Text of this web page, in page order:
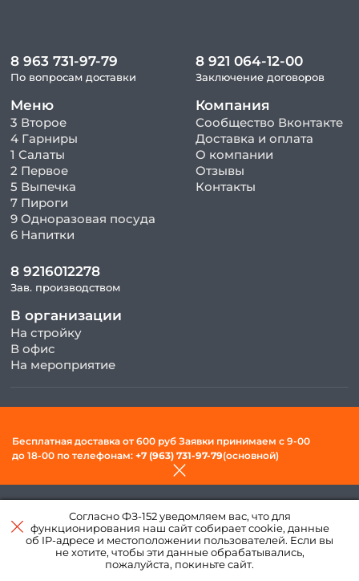
8 963 731-97-79
По вопросам доставки
Меню
3 Второе
4 Гарниры
1 Салаты
2 Первое
5 Выпечка
7 Пироги
9 Одноразовая посуда
6 Напитки
8 921 064-12-00
Заключение договоров
Компания
Сообщество Вконтакте
Доставка и оплата
О компании
Отзывы
Контакты
8 9216012278
Зав. производством
В организации
На стройку
В офис
На мероприятие
Политика конфиденциальности и обработки персональных
данных
агентстве«Пегас»
Согласно ФЗ-152 уведомляем вас, что для
функционирования наш сайт собирает cookie, данные
об IP-адресе и местоположении пользователей. Если вы
не хотите, чтобы эти данные обрабатывались,
пожалуйста, покиньте сайт.
Бесплатная доставка от 600 руб Заявки принимаем c 9-00
до 18-00 по телефонам: +7 (963) 731-97-79(основной)